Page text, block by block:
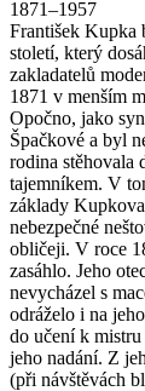
1871–1957
František Kupka
století, který
zakladatelů
1871 v menším
Opočno, jako
Špačkové a byl
rodina stěhovala
tajemníkem. V
základy
nebezpečné
obličeji. V roce
zasáhlo. Jeho
nevycházel s
odráželo i na
do učení k
jeho nadání. Z
(při návštěvách